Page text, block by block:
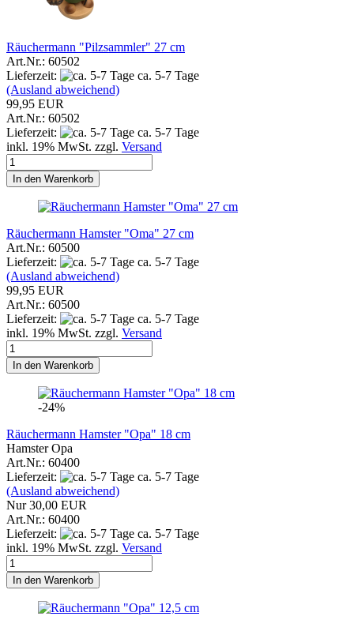
Räuchermann "Pilzsammler" 27 cm
Art.Nr.: 60502
Lieferzeit:
ca. 5-7 Tage
(Ausland abweichend)
99,95 EUR
Art.Nr.: 60502
Lieferzeit:
ca. 5-7 Tage
inkl. 19% MwSt. zzgl. Versand
In den Warenkorb
Räuchermann Hamster "Oma" 27 cm
Art.Nr.: 60500
Lieferzeit:
ca. 5-7 Tage
(Ausland abweichend)
99,95 EUR
Art.Nr.: 60500
Lieferzeit:
ca. 5-7 Tage
inkl. 19% MwSt. zzgl. Versand
In den Warenkorb
-24%
Räuchermann Hamster "Opa" 18 cm
Hamster Opa
Art.Nr.: 60400
Lieferzeit:
ca. 5-7 Tage
(Ausland abweichend)
Nur 30,00 EUR
Art.Nr.: 60400
Lieferzeit:
ca. 5-7 Tage
inkl. 19% MwSt. zzgl. Versand
In den Warenkorb